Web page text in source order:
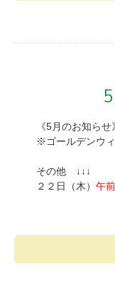
《5月のお知らせ》
※ゴールデンウ
その他 ↓↓↓
２２日（木） 午